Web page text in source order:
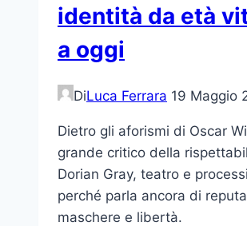
identità da età
a oggi
DiLuca Ferrara 19 Maggio
Dietro gli aforismi di Oscar
grande critico della
Dorian Gray, teatro e
perché parla ancora di
maschere e libertà.